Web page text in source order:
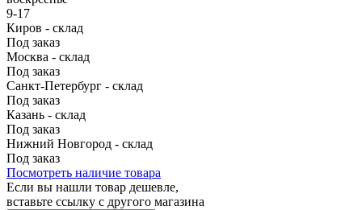
9-17
Киров - склад
Под заказ
Москва - склад
Под заказ
Санкт-Петербург - склад
Под заказ
Казань - склад
Под заказ
Нижний Новгород - склад
Под заказ
Посмотреть наличие товара
Если вы нашли товар дешевле,
вставьте ссылку с другого магазина